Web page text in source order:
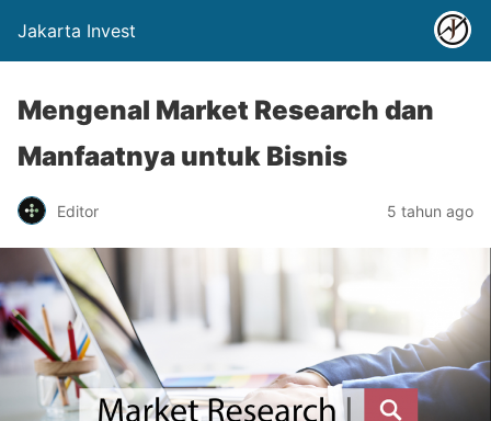
Jakarta Invest
Mengenal Market Research dan
Manfaatnya untuk Bisnis
Editor 5 tahun ago